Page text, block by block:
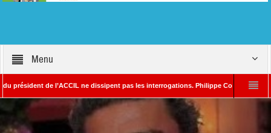
Menu
de l’ACCIL ne dissipent pas les interrogations. Philippe Cohen annonce se
SAYADA – Rédacteur en chef d’Israël Actualités